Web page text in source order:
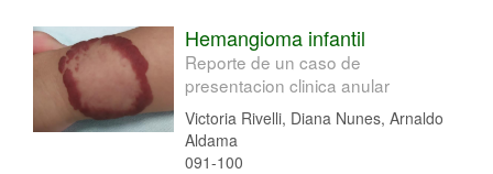
Hemangioma infantil
Reporte de un caso de
presentacion clinica anular
Victoria Rivelli, Diana Nunes, Arnaldo
Aldama
091-100